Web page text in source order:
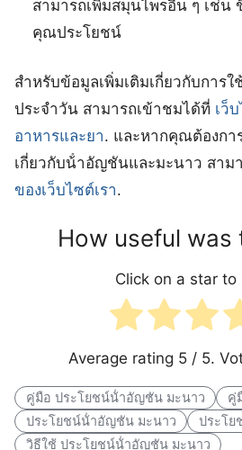
สามารถเพิ่มสมุนไพรอื่น ๆ เช่น
คุณประโยชน์
สำหรับข้อมูลเพิ่มเติมเกี่ยวกับการ
ประจำวัน สามารถเข้าชมได้ที่ เว็
อาหารและยา. และหากคุณต้องกา
เกี่ยวกับน้ําอัญชันและมะนาว สาม
ของเว็บไซต์เรา.
How useful was
Click on a star to
Average rating 5/ 5.
คู่มือ ประโยชน์น้ําอัญชัน มะนาว
คู่
ประโยชน์น้ําอัญชัน มะนาว
ประโ
วิธีใช้ ประโยชน์น้ําอัญชัน มะนาว